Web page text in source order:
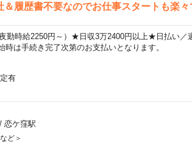
＆履歴書不要なのでお仕事スタートも楽々
勤時給2250円～）★日収3万2400円以上★日払い／
は手続き完了次第のお支払いとなります。
有
/ 恋ケ窪駅
ど＞